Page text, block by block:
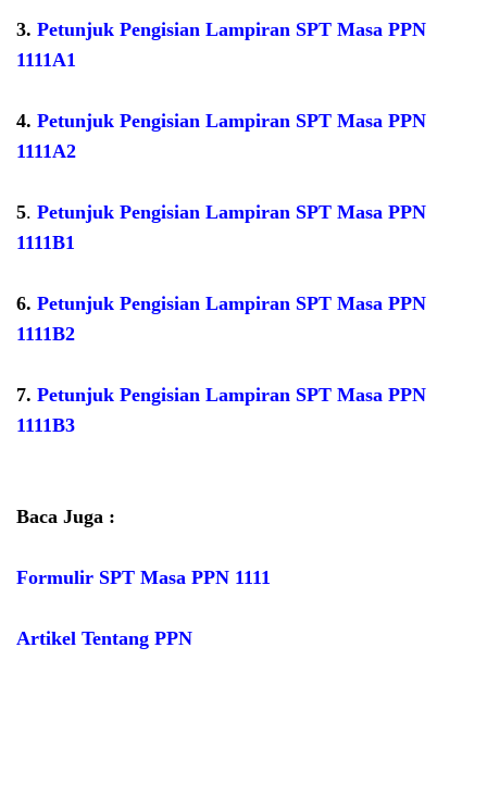
3. Petunjuk Pengisian Lampiran SPT Masa PPN
1111A1
4. Petunjuk Pengisian Lampiran SPT Masa PPN
1111A2
5. Petunjuk Pengisian Lampiran SPT Masa PPN
1111B1
6. Petunjuk Pengisian Lampiran SPT Masa PPN
1111B2
7. Petunjuk Pengisian Lampiran SPT Masa PPN
1111B3
Baca Juga :
Formulir SPT Masa PPN 1111
Artikel Tentang PPN